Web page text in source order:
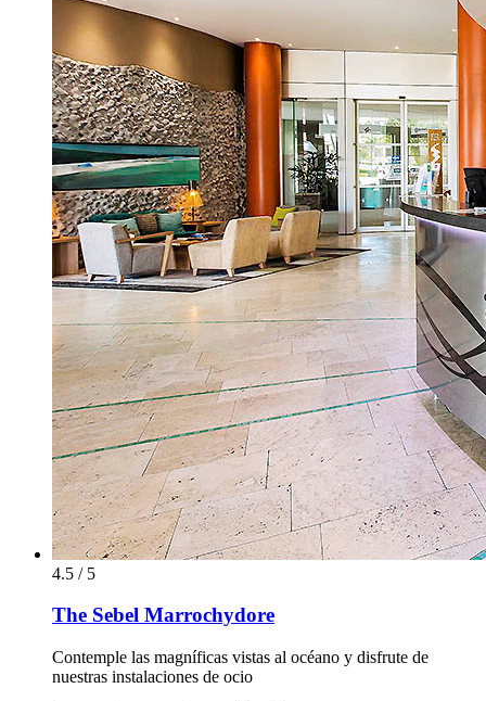
4.5 / 5
The Sebel Marrochydore
Contemple las magníficas vistas al océano y disfrute de
nuestras instalaciones de ocio